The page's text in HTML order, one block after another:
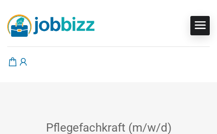
Pflegefachkraft (m/w/d)